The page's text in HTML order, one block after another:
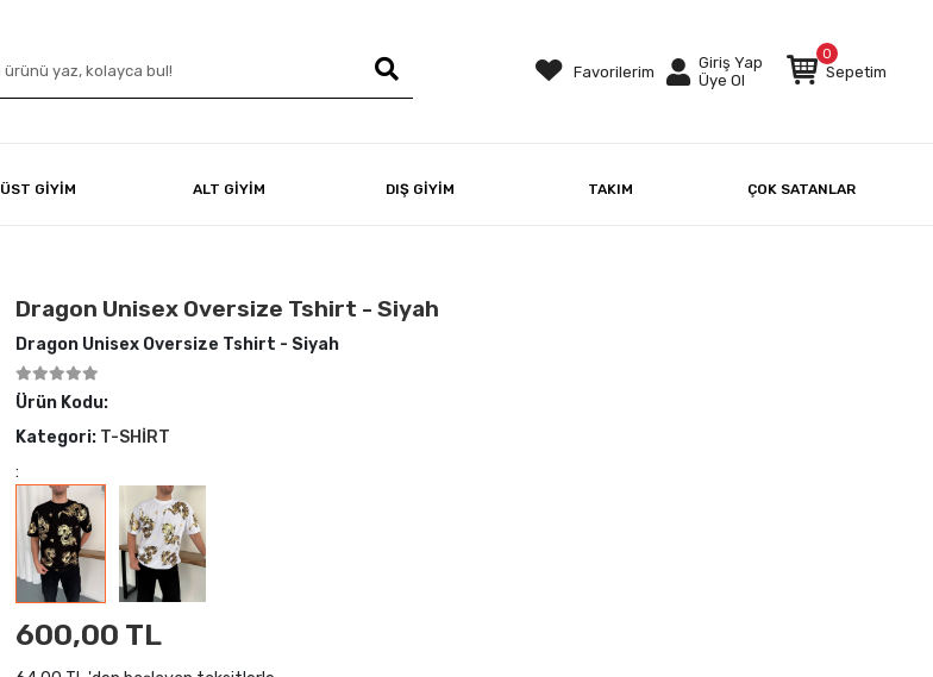
Favorilerim
Giriş Yap
Üye Ol
0
Sepetim
ÜST GİYİM ALT GİYİM DIŞ GİYİM TAKIM ÇOK SATANLAR
Dragon Unisex Oversize Tshirt - Siyah
Dragon Unisex Oversize Tshirt - Siyah
Ürün Kodu:
Kategori: T-SHİRT
:
600,00 TL